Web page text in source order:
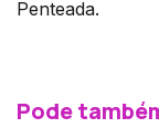
Penteada.
Pode